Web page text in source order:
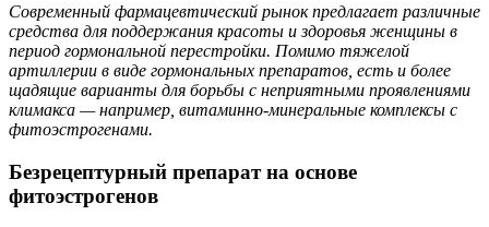
Современный фармацевтический рынок предлагает различные
средства для поддержания красоты и здоровья женщины в
период гормональной перестройки. Помимо тяжелой
артиллерии в виде гормональных препаратов, есть и более
щадящие варианты для борьбы с неприятными проявлениями
климакса — например, витаминно-минеральные комплексы с
фитоэстрогенами.
Безрецептурный препарат на основе
фитоэстрогенов